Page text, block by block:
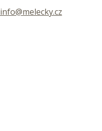
info@melecky.cz